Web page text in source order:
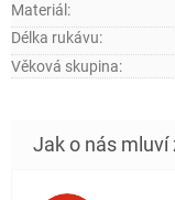
Materiál :
Délka rukávu:
Věková skupina: